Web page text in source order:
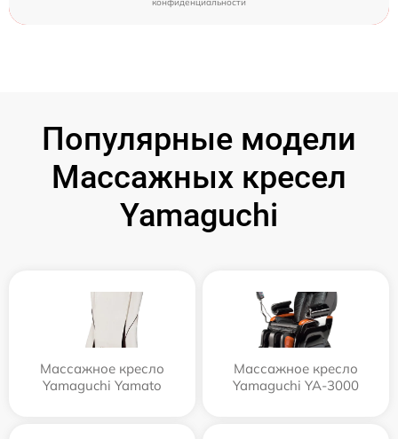
Популярные модели
Массажных кресел
Yamaguchi
Массажное кресло
Yamaguchi Yamato
Массажное кресло
Yamaguchi YA-3000